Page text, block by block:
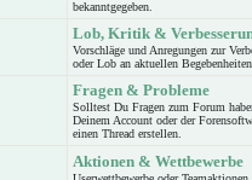
bekanntgegeben.
Lob, Kritik &
Vorschläge und Anregungen zur
oder Lob an aktuellen
Fragen & Probleme
Solltest Du Fragen zum Forum
Deinem Account oder der
einen Thread erstellen.
Aktionen & Wettbewerbe